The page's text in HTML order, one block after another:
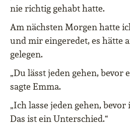
nie richtig gehabt hatte.
Am nächsten Morgen hatte
und mir eingeredet, es hätte
gelegen.
„Du lässt jeden gehen, bevor
sagte Emma.
„Ich lasse jeden gehen, bevor
Das ist ein Unterschied.“